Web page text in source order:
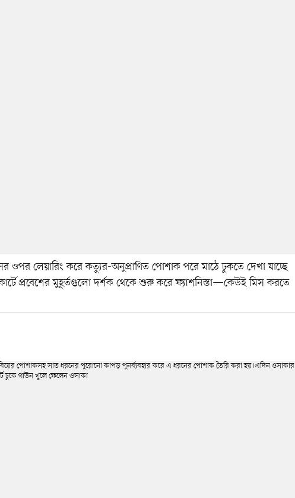
ওপর লেয়ারিং করে কত্যুর-অনুপ্রাণিত পোশাক পরে মাঠে ঢুকতে দেখা যাচ্ছে
প্রবেশের মুহূর্তগুলো দর্শক থেকে শুরু করে ফ্যাশনিস্তা—কেউই মিস করতে